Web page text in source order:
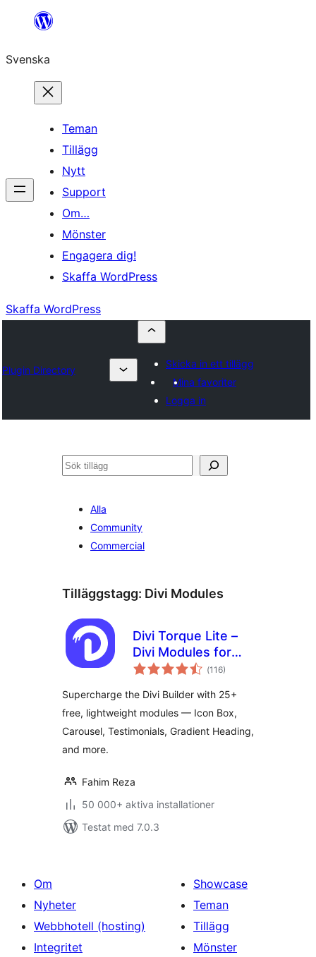
Hoppa
innehåll
Svenska
Teman
Tillägg
Nytt
Support
Om…
Mönster
Engagera dig!
Skaffa WordPress
Skaffa WordPress
Plugin Directory
Skicka in ett tillägg
Mina favoriter
Logga in
Sök
Alla
Community
Commercial
Tilläggstagg: Divi Modules
Divi Torque Lite –
Divi Modules for
the Divi Builder &
(Totalt
antal
116)
Supercharge the Divi Builder with 25+
free, lightweight modules — Icon Box,
Carousel, Testimonials, Gradient Heading,
and more.
Fahim Reza
50 000+ aktiva installationer
Testat med 7.0.3
Om
Nyheter
Webbhotell (hosting)
Integritet
Showcase
Teman
Tillägg
Mönster